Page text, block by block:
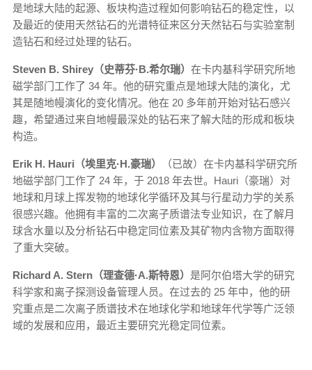
是地球大陆的起源、板块构造过程如何影响钻石的稳定性，以
及最近的使用天然钻石的光谱特征来区分天然钻石与实验室制
造钻石和经过处理的钻石。
Steven B. Shirey（史蒂芬·B.希尔瑞） 在卡内基科学研究所地
磁学部门工作了 34 年。他的研究重点是地球大陆的演化，尤
其是随地幔演化的变化情况。他在 20 多年前开始对钻石感兴
趣，希望通过来自地幔最深处的钻石来了解大陆的形成和板块
构造。
Erik H. Hauri（埃里克·H.豪瑞）
（已故）在卡内基科学研究所
地磁学部门工作了 24 年，于 2018 年去世。Hauri（豪瑞）对
地球和月球上挥发物的地球化学循环及其与行星动力学的关系
很感兴趣。他拥有丰富的二次离子质谱法专业知识，在了解月
球含水量以及分析钻石中稳定同位素及其矿物内含物方面取得
了重大突破。
Richard A. Stern（理查德·A.斯特恩） 是阿尔伯塔大学的研究
科学家和离子探测设备管理人员。在过去的 25 年中，他的研
究重点是二次离子质谱技术在地球化学和地球年代学等广泛领
域的发展和应用，最近主要研究光稳定同位素。